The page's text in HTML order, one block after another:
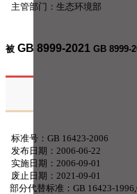
主管部门：生态环境部
被 GB 8999-2021 GB 8999-
标准号：GB 16423-2006
发布日期：2006-06-22
实施日期：2006-09-01
废止日期：2021-09-01
部分代替标准：GB 16423-